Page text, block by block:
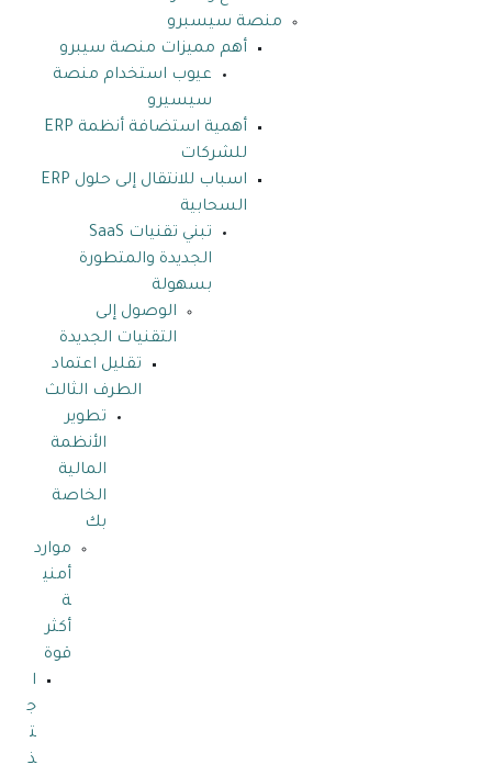
منصة سيسبرو
أهم مميزات منصة سيبرو
عيوب استخدام منصة
سيسيرو
أهمية استضافة أنظمة ERP
للشركات
اسباب للانتقال إلى حلول ERP
السحابية
تبني تقنيات SaaS
الجديدة والمتطورة
بسهولة
الوصول إلى
التقنيات الجديدة
تقليل اعتماد
الطرف الثالث
تطوير
الأنظمة
المالية
الخاصة
بك
موارد
أمني
ة
أكثر
قوة
ا
ج
ت
ذ